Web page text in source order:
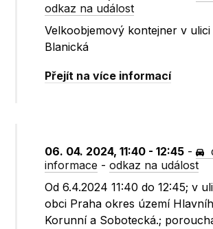
odkaz na událost
Velkoobjemový kontejner v
Blanická
Přejít na více informací
06. 04. 2024, 11:40 - 12:45 -
informace -odkaz na událost
Od 6.4.2024 11:40 do 12:45; v
obci Praha okres území
Korunní a Sobotecká.;